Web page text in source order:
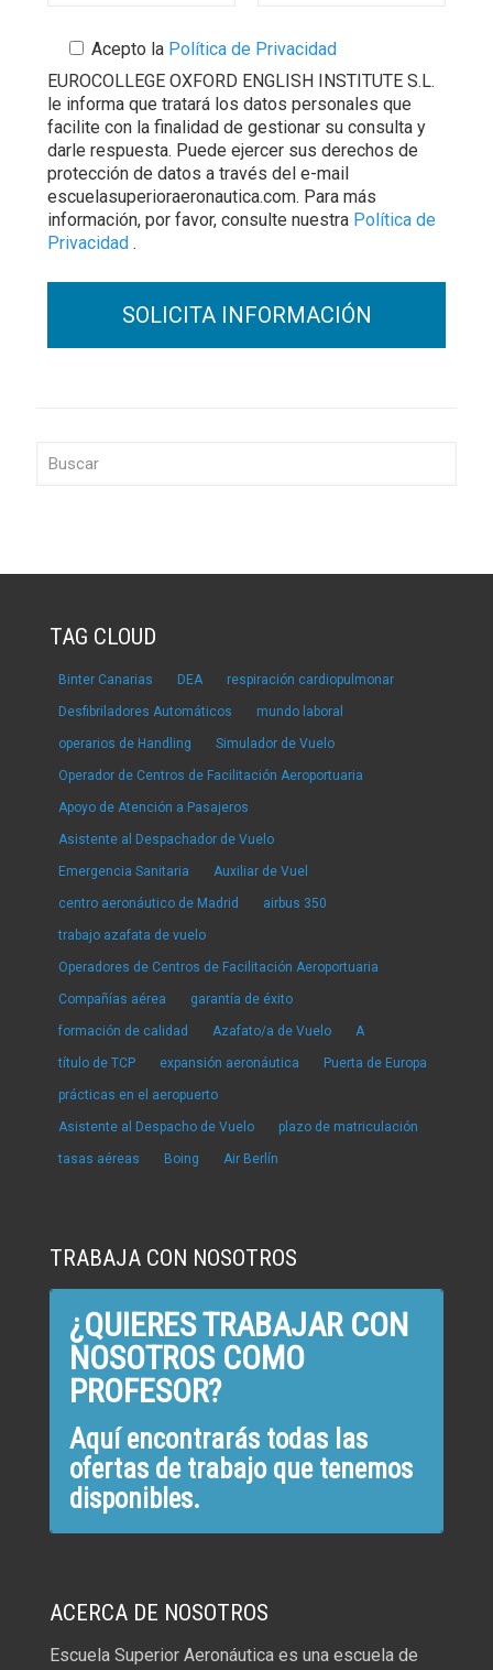
Acepto la Política de Privacidad
EUROCOLLEGE OXFORD ENGLISH INSTITUTE S.L.
le informa que tratará los datos personales que
facilite con la finalidad de gestionar su consulta y
darle respuesta. Puede ejercer sus derechos de
protección de datos a través del e-mail
escuelasuperioraeronautica.com. Para más
información, por favor, consulte nuestra Política de
Privacidad .
TAG CLOUD
Binter Canarias DEA respiración cardiopulmonar
Desfibriladores Automáticos mundo laboral
operarios de Handling Simulador de Vuelo
Operador de Centros de Facilitación Aeroportuaria
Apoyo de Atención a Pasajeros
Asistente al Despachador de Vuelo
Emergencia Sanitaria Auxiliar de Vuel
centro aeronáutico de Madrid airbus 350
trabajo azafata de vuelo
Operadores de Centros de Facilitación Aeroportuaria
Compañías aérea garantía de éxito
formación de calidad Azafato/a de Vuelo A
título de TCP expansión aeronáutica Puerta de Europa
prácticas en el aeropuerto
Asistente al Despacho de Vuelo plazo de matriculación
tasas aéreas Boing Air Berlín
TRABAJA CON NOSOTROS
¿QUIERES TRABAJAR CON
NOSOTROS COMO
PROFESOR?
Aquí encontrarás todas las
ofertas de trabajo que tenemos
disponibles.
ACERCA DE NOSOTROS
Escuela Superior Aeronáutica es una escuela de